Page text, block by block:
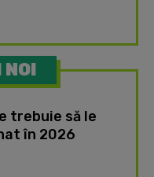
NOI
trebuie să le
în 2026